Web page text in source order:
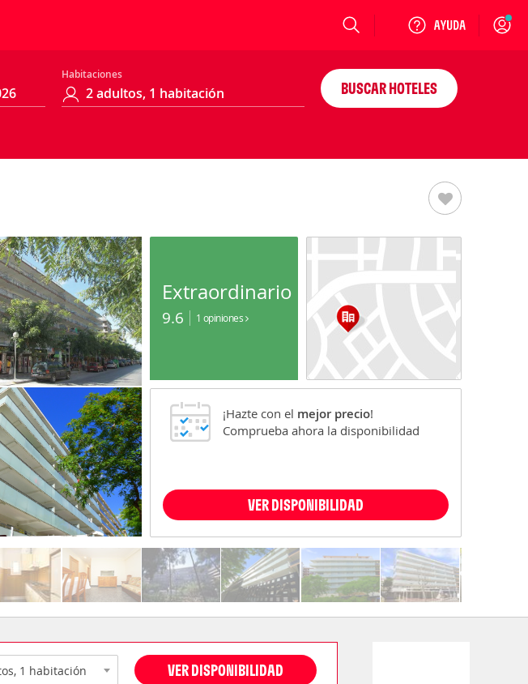
Login
Habitaciones
BUSCAR HOTELES
Extraordinario
9.6 1 opiniones
¡Hazte con el mejor precio!
Comprueba ahora la disponibilidad
VER DISPONIBILIDAD
VER DISPONIBILIDAD